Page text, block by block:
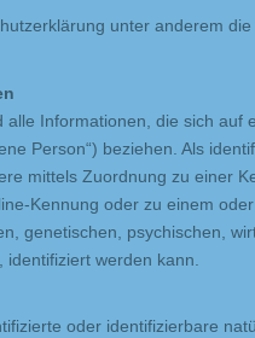
unter anderem
alle Informationen, die sich auf
Person“) beziehen. Als
mittels Zuordnung zu einer
Kennung oder zu einem
genetischen, psychischen,
werden kann.
oder identifizierbare